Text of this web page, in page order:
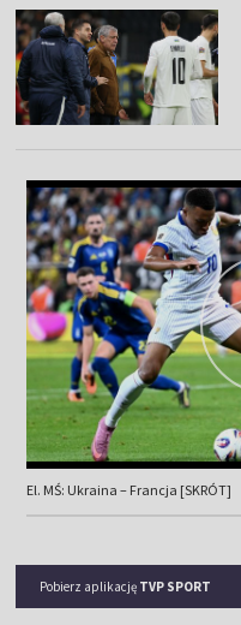
El. MŚ: Ukraina – Francja [SKRÓT]
Pobierz aplikację TVP SPORT